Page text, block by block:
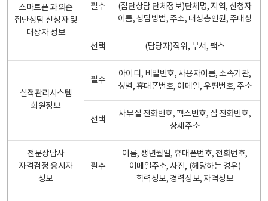
스마트폰 과의존
집단상담 신청자 및
대상자 정보
필수
(집단상담 단체정보)단체명, 지역, 신청자
이름, 상담방법, 주소, 대상총인원, 주대상
선택 (담당자)직위, 부서, 팩스
실적관리시스템
회원정보
필수
아이디, 비밀번호, 사용자이름, 소속기관,
성별, 휴대폰번호, 이메일, 우편번호, 주소
선택
사무실 전화번호, 팩스번호, 집 전화번호,
상세주소
전문상담사
자격검정 응시자
정보
필수
이름, 생년월일, 휴대폰번호, 전화번호,
이메일주소, 사진, (해당하는 경우)
학력정보, 경력정보, 자격정보